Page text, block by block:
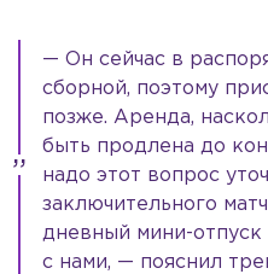
— Он сейчас в
сборной, поэтому
позже. Аренда,
быть продлена до
надо этот вопрос
заключительного
дневный мини-отпуск
с нами, — пояснил